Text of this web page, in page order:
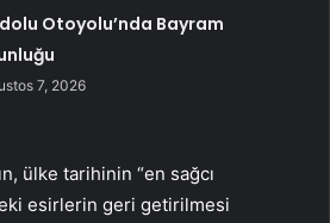
Otoyolu’nda Bayram
7, 2026
ülke tarihinin “en sağcı
esirlerin geri getirilmesi